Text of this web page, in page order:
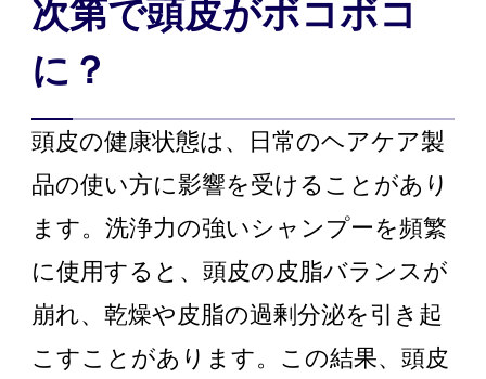
次第で頭皮がボコボコ
に？
頭皮の健康状態は、日常のヘアケア製
品の使い方に影響を受けることがあり
ます。洗浄力の強いシャンプーを頻繁
に使用すると、頭皮の皮脂バランスが
崩れ、乾燥や皮脂の過剰分泌を引き起
こすことがあります。この結果、頭皮